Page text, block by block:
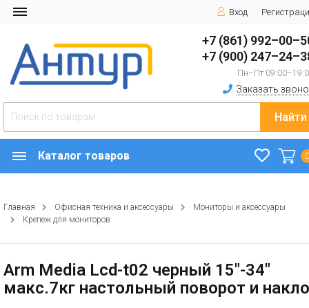
Вход
+7 (861)
+7 (900)
Пн–Пт
Заказать
Найти
Каталог товаров
Главная Офисная техника и аксессуары
Мониторы и аксессуары
Крепеж для мониторов
Arm Media Lcd-t02 черный 15"-34"
макс.7кг настольный поворот и